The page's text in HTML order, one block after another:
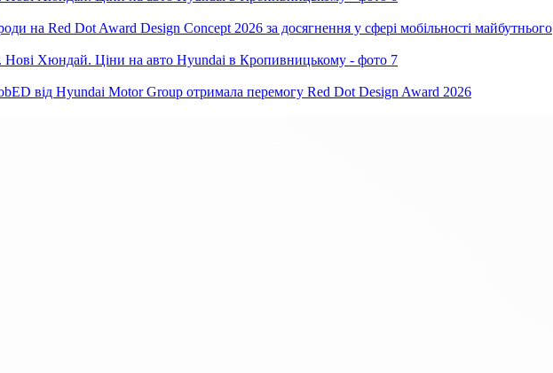
на Red Dot Award Design Concept 2026 за досягнення у сфері мобільності майбутнього
від Hyundai Motor Group отримала перемогу Red Dot Design Award 2026